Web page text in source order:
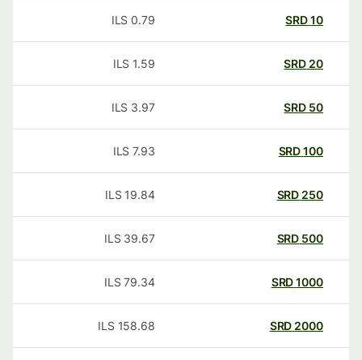
SRD
0.79
ILS
20
SRD
1.59
ILS
50
SRD
3.97
ILS
100
SRD
7.93
ILS
250
SRD
19.84
ILS
500
SRD
39.67
ILS
1000
SRD
79.34
ILS
2000
SRD
158.68
ILS